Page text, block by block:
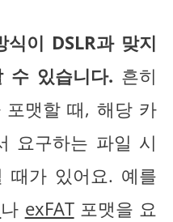
이 DSLR과 맞지
수 있습니다. 흔히
포맷할 때, 해당 카
요구하는 파일 시
때가 있어요. 예를
나 exFAT포맷을 요